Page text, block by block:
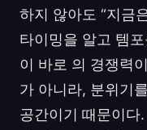
하지 않아도 “지금
타이밍을 알고 템
이 바로 의 경쟁력
가 아니라, 분위기
공간이기 때문이다